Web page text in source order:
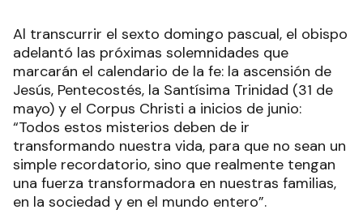
Al transcurrir el sexto domingo pascual, el obispo
adelantó las próximas solemnidades que
marcarán el calendario de la fe: la ascensión de
Jesús, Pentecostés, la Santísima Trinidad (31 de
mayo) y el Corpus Christi a inicios de junio:
“Todos estos misterios deben de ir
transformando nuestra vida, para que no sean un
simple recordatorio, sino que realmente tengan
una fuerza transformadora en nuestras familias,
en la sociedad y en el mundo entero”.